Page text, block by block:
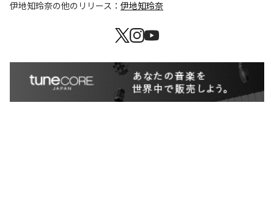
伊地知玲奈の他のリリース： 伊地知玲奈